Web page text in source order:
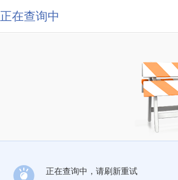
正在查询中
正在查询中，请刷新重试